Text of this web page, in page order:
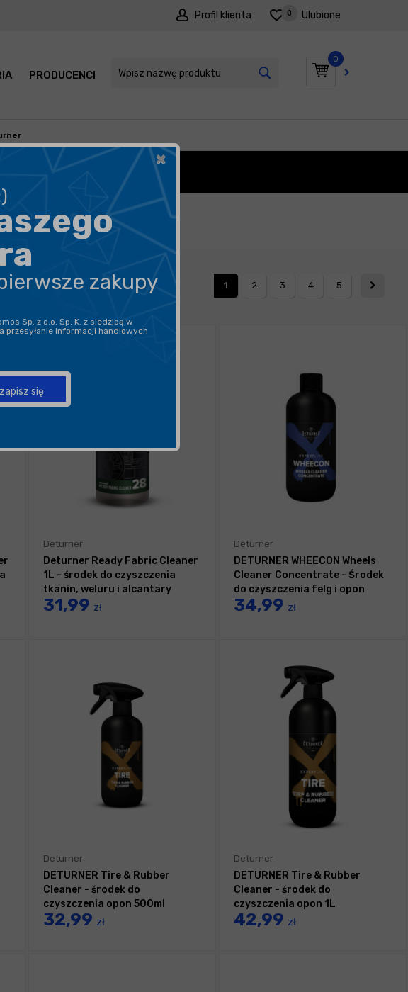
Profil klienta Ulubione
0
0
PRODUCENCI PROMOCJE
1
2 3 4 5
Deturner
Deturner Ready Fabric Cleaner
1L - środek do czyszczenia
tkanin, weluru i alcantary
31,99 zł
Deturner
DETURNER WHEECON Wheels
Cleaner Concentrate - Środek
do czyszczenia felg i opon
500ml
34,99 zł
Deturner
DETURNER Tire & Rubber
Cleaner - środek do
czyszczenia opon 500ml
32,99 zł
Deturner
DETURNER Tire & Rubber
Cleaner - środek do
czyszczenia opon 1L
42,99 zł
×
zakupy
Sp. z o.o. Sp. K. z siedzibą w
przesyłanie informacji handlowych
zapisz się